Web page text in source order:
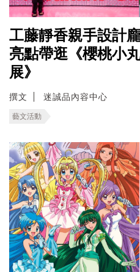
工藤靜香親手設計
亮點帶逛《櫻桃小
展》
撰文 迷誠品內容中心
藝文活動